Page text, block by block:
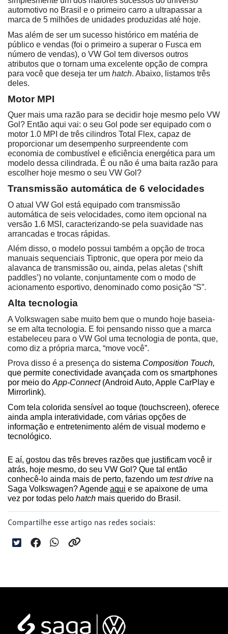
automotivo no Brasil e o primeiro carro a ultrapassar a
marca de 5 milhões de unidades produzidas até hoje.
Mas além de ser um sucesso histórico em matéria de
público e vendas (foi o primeiro a superar o Fusca em
número de vendas), o VW Gol tem diversos outros
atributos que o tornam uma excelente opção de compra
para você que deseja ter um hatch. Abaixo, listamos três
deles.
Motor MPI
Quer mais uma razão para se decidir hoje mesmo pelo VW
Gol? Então aqui vai: o seu Gol pode ser equipado com o
motor 1.0 MPI de três cilindros Total Flex, capaz de
proporcionar um desempenho surpreendente com
economia de combustível e eficiência energética para um
modelo dessa cilindrada. É ou não é uma baita razão para
escolher hoje mesmo o seu VW Gol?
Transmissão automática de 6 velocidades
O atual VW Gol está equipado com transmissão
automática de seis velocidades, como item opcional na
versão 1.6 MSI, caracterizando-se pela suavidade nas
arrancadas e trocas rápidas.
Além disso, o modelo possui também a opção de troca
manuais sequenciais Tiptronic, que opera por meio da
alavanca de transmissão ou, ainda, pelas aletas (‘shift
paddles’) no volante, conjuntamente com o modo de
acionamento esportivo, denominado como posição “S”.
Alta tecnologia
A Volkswagen sabe muito bem que o mundo hoje baseia-
se em alta tecnologia. E foi pensando nisso que a marca
estabeleceu para o VW Gol uma tecnologia de ponta, que,
como diz a própria marca, “move você”.
Prova disso é a presença do sistema Composition Touch,
que permite conectividade avançada com os smartphones
por meio do App-Connect (Android Auto, Apple CarPlay e
Mirrorlink).
Com tela colorida sensível ao toque (touchscreen), oferece
ainda ampla interatividade, com várias opções de
informação e entretenimento além de visual moderno e
tecnológico.
E aí, gostou das três breves razões que justificam você ir
atrás, hoje mesmo, do seu VW Gol? Que tal então
conhecê-lo ainda mais de perto, fazendo um test drive na
Saga Volkswagen? Agende aqui e se apaixone de uma
vez por todas pelo hatch mais querido do Brasil.
Compartilhe esse artigo nas redes sociais: